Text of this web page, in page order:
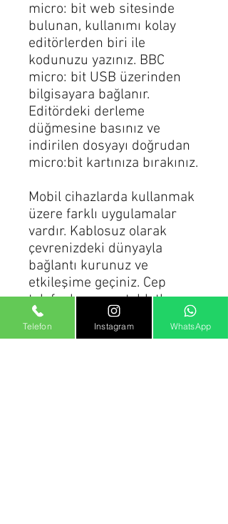
micro: bit web sitesinde
bulunan, kullanımı kolay
editörlerden biri ile
kodunuzu yazınız. BBC
micro: bit USB üzerinden
bilgisayara bağlanır.
Editördeki derleme
düğmesine basınız ve
indirilen dosyayı doğrudan
micro:bit kartınıza bırakınız.
Mobil cihazlarda kullanmak
üzere farklı uygulamalar
vardır. Kablosuz olarak
çevrenizdeki dünyayla
bağlantı kurunuz ve
etkileşime geçiniz. Cep
telefonlarına ve tabletlere
bağlanmak, selfie çekmek
veya müzikleri çalma
Telefon Instagram WhatsApp